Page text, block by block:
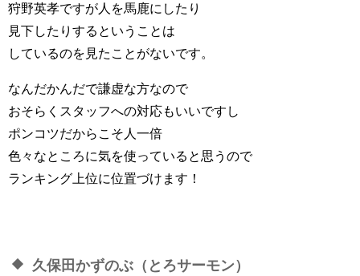
狩野英孝ですが人を馬鹿にしたり
見下したりするということは
しているのを見たことがないです。
なんだかんだで謙虚な方なので
おそらくスタッフへの対応もいいですし
ポンコツだからこそ人一倍
色々なところに気を使っていると思うので
ランキング上位に位置づけます！
久保田かずのぶ（とろサーモン）